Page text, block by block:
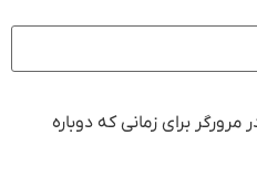
برای زمانی که دوباره